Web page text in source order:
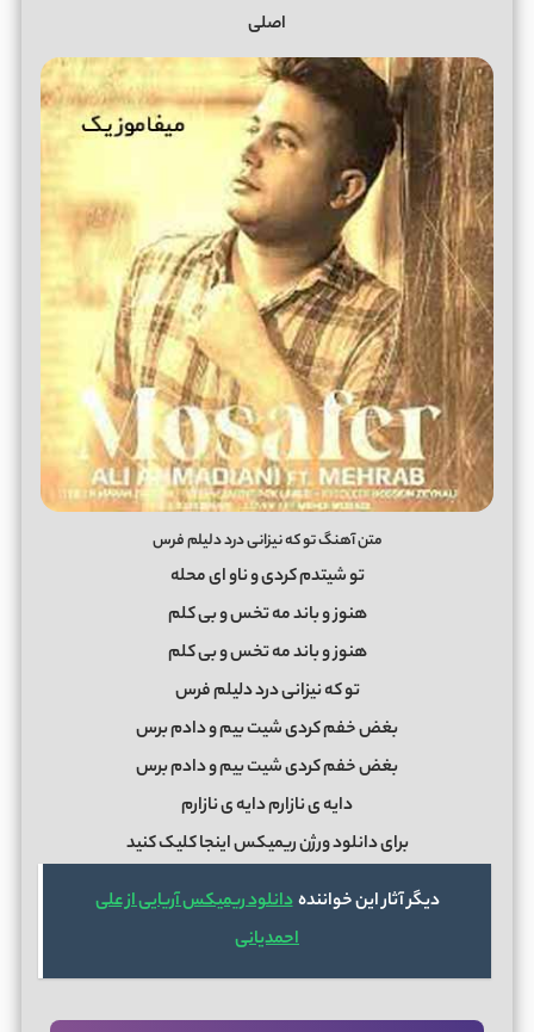
اصلی
متن آهنگ تو که نیزانی درد دلیلم فرس
تو شیتدم کردی و ناو ای محله
هنوز و باند مه تخس و بی کلم
هنوز و باند مه تخس و بی کلم
تو که نیزانی درد دلیلم فرس
بغض خفم کردی شیت بیم و دادم برس
بغض خفم کردی شیت بیم و دادم برس
دایه ی نازارم دایه ی نازارم
برای دانلود ورژن ریمیکس اینجا کلیک کنید
دیگر آثار این خوانندهدانلود ریمیکس آریایی از علی
احمدیانی